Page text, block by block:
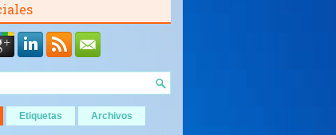
Etiquetas Archivos